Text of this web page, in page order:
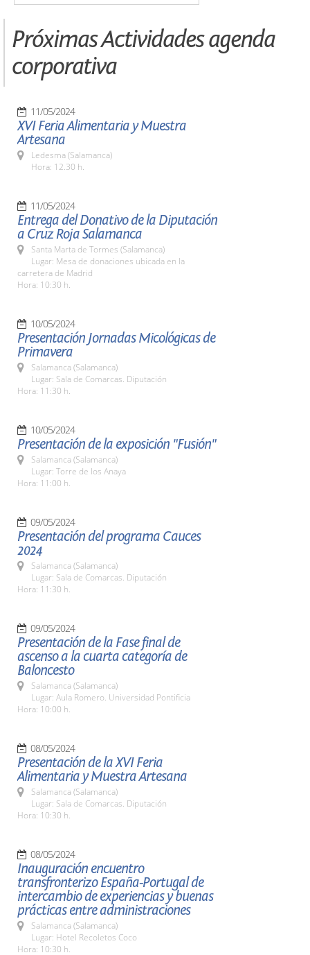
Próximas Actividades agenda
corporativa
11/05/2024
XVI Feria Alimentaria y Muestra
Artesana
Ledesma (Salamanca)
Hora: 12.30 h.
11/05/2024
Entrega del Donativo de la Diputación
a Cruz Roja Salamanca
Santa Marta de Tormes (Salamanca)
Lugar: Mesa de donaciones ubicada en la
carretera de Madrid
Hora: 10:30 h.
10/05/2024
Presentación Jornadas Micológicas de
Primavera
Salamanca (Salamanca)
Lugar: Sala de Comarcas. Diputación
Hora: 11:30 h.
10/05/2024
Presentación de la exposición "Fusión"
Salamanca (Salamanca)
Lugar: Torre de los Anaya
Hora: 11:00 h.
09/05/2024
Presentación del programa Cauces
2024
Salamanca (Salamanca)
Lugar: Sala de Comarcas. Diputación
Hora: 11:30 h.
09/05/2024
Presentación de la Fase final de
ascenso a la cuarta categoría de
Baloncesto
Salamanca (Salamanca)
Lugar: Aula Romero. Universidad Pontificia
Hora: 10:00 h.
08/05/2024
Presentación de la XVI Feria
Alimentaria y Muestra Artesana
Salamanca (Salamanca)
Lugar: Sala de Comarcas. Diputación
Hora: 10:30 h.
08/05/2024
Inauguración encuentro
transfronterizo España-Portugal de
intercambio de experiencias y buenas
prácticas entre administraciones
Salamanca (Salamanca)
Lugar: Hotel Recoletos Coco
Hora: 10:30 h.